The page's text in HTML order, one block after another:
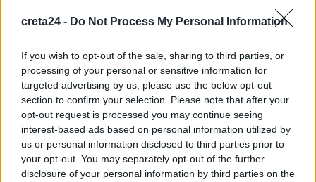
creta24 - Do Not Process My Personal Information
If you wish to opt-out of the sale, sharing to third parties, or
processing of your personal or sensitive information for
targeted advertising by us, please use the below opt-out
section to confirm your selection. Please note that after your
opt-out request is processed you may continue seeing
interest-based ads based on personal information utilized by
us or personal information disclosed to third parties prior to
your opt-out. You may separately opt-out of the further
disclosure of your personal information by third parties on the
Newsroom 9 Φεβρουαρίου, 2026